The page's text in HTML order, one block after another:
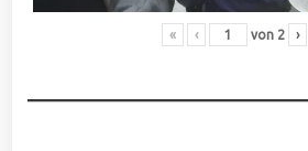
« ‹ von 2 ›